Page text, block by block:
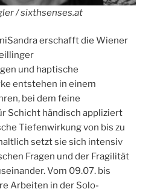
/ sixthsenses.at
erschafft die Wiener
und haptische
entstehen in einem
bei dem feine
Schicht händisch appliziert
Tiefenwirkung von bis zu
setzt sie sich intensiv
Fragen und der Fragilität
Vom 09.07. bis
Arbeiten in der Solo-